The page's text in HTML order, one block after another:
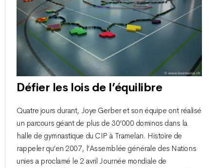
Défier les lois de l’équilibre
Quatre jours durant, Joye Gerber et son équipe ont réalisé
un parcours géant de plus de 30’000 dominos dans la
halle de gymnastique du CIP à Tramelan. Histoire de
rappeler qu’en 2007, l’Assemblée générale des Nations
unies a proclamé le 2 avril Journée mondiale de